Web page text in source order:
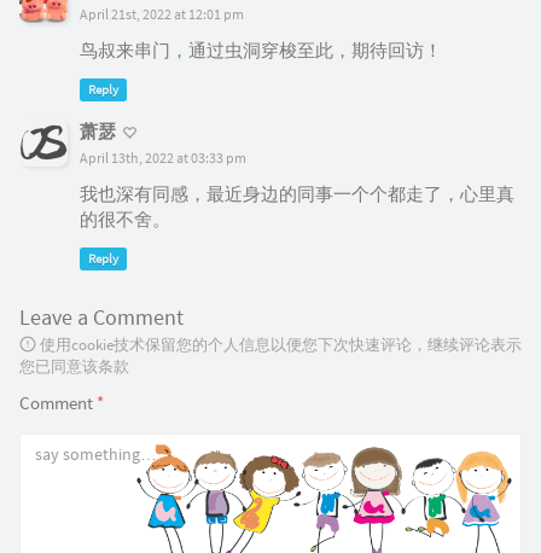
April 21st, 2022 at 12:01 pm
鸟叔来串门，通过虫洞穿梭至此，期待回访！
Reply
萧瑟
April 13th, 2022 at 03:33 pm
我也深有同感，最近身边的同事一个个都走了，心里真
的很不舍。
Reply
Leave a Comment
使用cookie技术保留您的个人信息以便您下次快速评论，继续评论表示
您已同意该条款
Comment *